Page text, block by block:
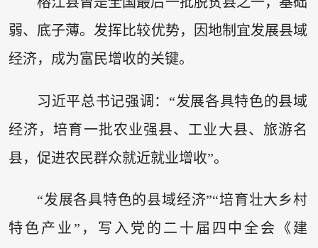
弱、底子薄。发挥比较优势，因地制宜发展县域
经济，成为富民增收的关键。
习近平总书记强调：“发展各具特色的县域
经济，培育一批农业强县、工业大县、旅游名
县，促进农民群众就近就业增收”。
“发展各具特色的县域经济”“培育壮大乡村
特色产业”，写入党的二十届四中全会《建